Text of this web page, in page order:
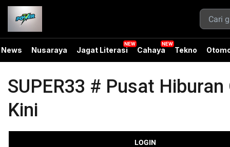
News Nusaraya Jagat Literasi Cahaya Tekno
SUPER33 # Pusat
Kini
LOGIN